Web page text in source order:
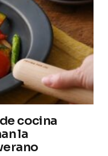
cocina
la